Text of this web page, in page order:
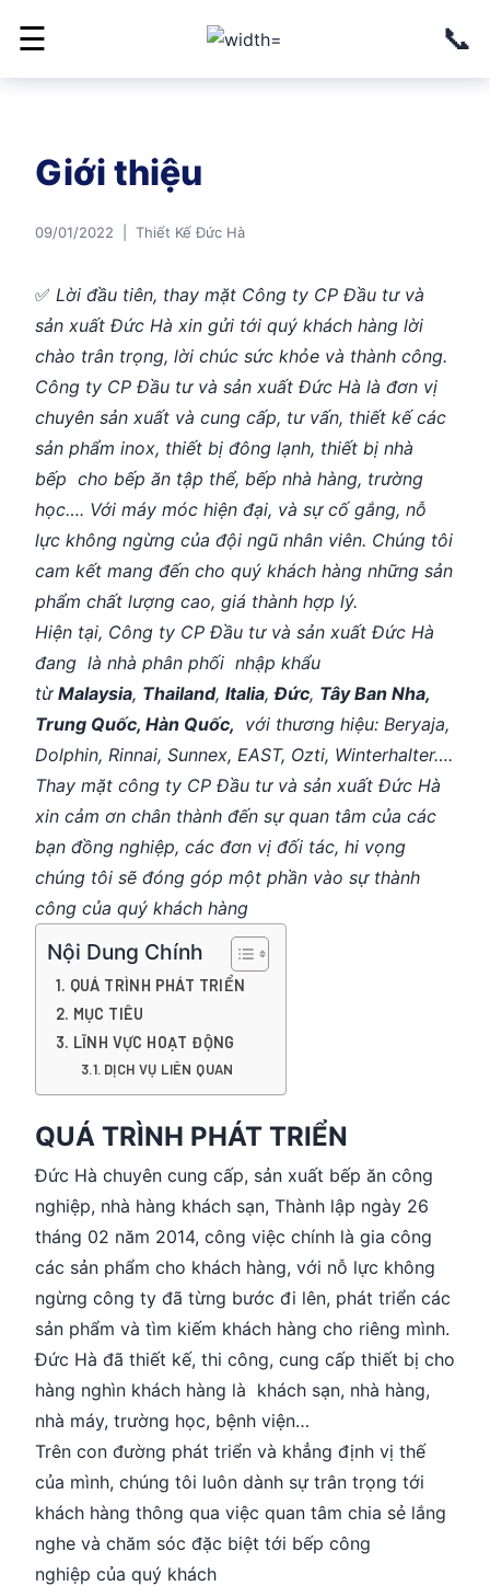
☰ 📞
Giới thiệu
09/01/2022 | Thiết Kế Đức Hà
✅ Lời đầu tiên, thay mặt Công ty CP Đầu tư và
sản xuất Đức Hà xin gửi tới quý khách hàng lời
chào trân trọng, lời chúc sức khỏe và thành công.
Công ty CP Đầu tư và sản xuất Đức Hà là đơn vị
chuyên sản xuất và cung cấp, tư vấn, thiết kế các
sản phẩm inox, thiết bị đông lạnh, thiết bị nhà
bếp cho bếp ăn tập thể, bếp nhà hàng, trường
học…. Với máy móc hiện đại, và sự cố gắng, nỗ
lực không ngừng của đội ngũ nhân viên. Chúng tôi
cam kết mang đến cho quý khách hàng những sản
phẩm chất lượng cao, giá thành hợp lý.
Hiện tại, Công ty CP Đầu tư và sản xuất Đức Hà
đang là nhà phân phối nhập khẩu
từ Malaysia, Thailand, Italia,Đức, Tây Ban Nha,
Trung Quốc, Hàn Quốc, với thương hiệu: Beryaja,
Dolphin, Rinnai, Sunnex, EAST, Ozti, Winterhalter….
Thay mặt công ty CP Đầu tư và sản xuất Đức Hà
xin cảm ơn chân thành đến sự quan tâm của các
bạn đồng nghiệp, các đơn vị đối tác, hi vọng
chúng tôi sẽ đóng góp một phần vào sự thành
công của quý khách hàng
Nội Dung Chính
QUÁ TRÌNH PHÁT TRIỂN
MỤC TIÊU
LĨNH VỰC HOẠT ĐỘNG
DỊCH VỤ LIÊN QUAN
QUÁ TRÌNH PHÁT TRIỂN
Đức Hà chuyên cung cấp, sản xuất bếp ăn công
nghiệp, nhà hàng khách sạn, Thành lập ngày 26
tháng 02 năm 2014, công việc chính là gia công
các sản phẩm cho khách hàng, với nỗ lực không
ngừng công ty đã từng bước đi lên, phát triển các
sản phẩm và tìm kiếm khách hàng cho riêng mình.
Đức Hà đã thiết kế, thi công, cung cấp thiết bị cho
hàng nghìn khách hàng là khách sạn, nhà hàng,
nhà máy, trường học, bệnh viện…
Trên con đường phát triển và khẳng định vị thế
của mình, chúng tôi luôn dành sự trân trọng tới
khách hàng thông qua việc quan tâm chia sẻ lắng
nghe và chăm sóc đặc biệt tới bếp công
nghiệp của quý khách